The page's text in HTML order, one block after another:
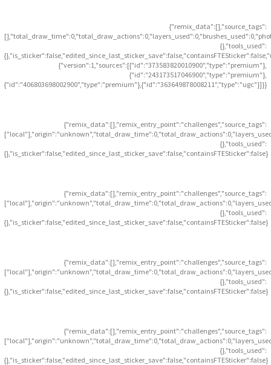
{"remix_data":[],"source_tags":
{},"tools_used":
{"version":1,"sources":[{"id":"373583820010900","type":"premium"},
{"id":"243173517046900","type":"premium"},
{"id":"406803698002900","type":"premium"},{"id":"363649878008211","type":"ugc"}]}}
{"remix_data":[],"remix_entry_point":"challenges","source_tags":
{},"tools_used":
{},"is_sticker":false,"edited_since_last_sticker_save":false,"containsFTESticker":false}
{"remix_data":[],"remix_entry_point":"challenges","source_tags":
{},"tools_used":
{},"is_sticker":false,"edited_since_last_sticker_save":false,"containsFTESticker":false}
{"remix_data":[],"remix_entry_point":"challenges","source_tags":
{},"tools_used":
{},"is_sticker":false,"edited_since_last_sticker_save":false,"containsFTESticker":false}
{"remix_data":[],"remix_entry_point":"challenges","source_tags":
{},"tools_used":
{},"is_sticker":false,"edited_since_last_sticker_save":false,"containsFTESticker":false}